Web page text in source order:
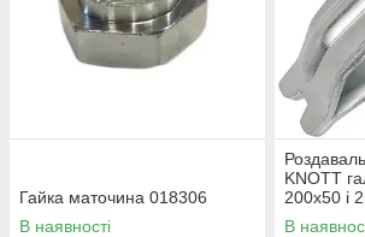
Гайка маточина 018306
В наявності
KNOTT
200x50 і
(10018330)
В